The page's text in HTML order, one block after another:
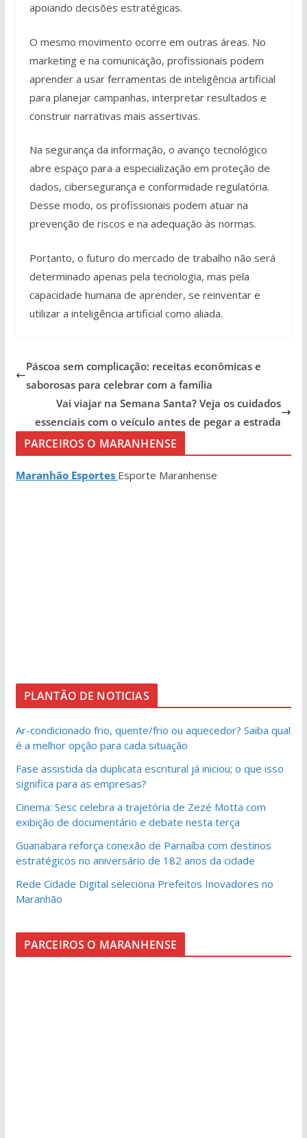
apoiando decisões estratégicas.
O mesmo movimento ocorre em outras áreas. No
marketing e na comunicação, profissionais podem
aprender a usar ferramentas de inteligência artificial
para planejar campanhas, interpretar resultados e
construir narrativas mais assertivas.
Na segurança da informação, o avanço tecnológico
abre espaço para a especialização em proteção de
dados, cibersegurança e conformidade regulatória.
Desse modo, os profissionais podem atuar na
prevenção de riscos e na adequação às normas.
Portanto, o futuro do mercado de trabalho não será
determinado apenas pela tecnologia, mas pela
capacidade humana de aprender, se reinventar e
utilizar a inteligência artificial como aliada.
Páscoa sem complicação: receitas econômicas e
saborosas para celebrar com a família
Vai viajar na Semana Santa? Veja os cuidados
essenciais com o veículo antes de pegar a estrada
PARCEIROS O MARANHENSE
Maranhão Esportes Esporte Maranhense
PLANTÃO DE NOTICIAS
Ar-condicionado frio, quente/frio ou aquecedor? Saiba qual
é a melhor opção para cada situação
Fase assistida da duplicata escritural já iniciou; o que isso
significa para as empresas?
Cinema: Sesc celebra a trajetória de Zezé Motta com
exibição de documentário e debate nesta terça
Guanabara reforça conexão de Parnaíba com destinos
estratégicos no aniversário de 182 anos da cidade
Rede Cidade Digital seleciona Prefeitos Inovadores no
Maranhão
PARCEIROS O MARANHENSE